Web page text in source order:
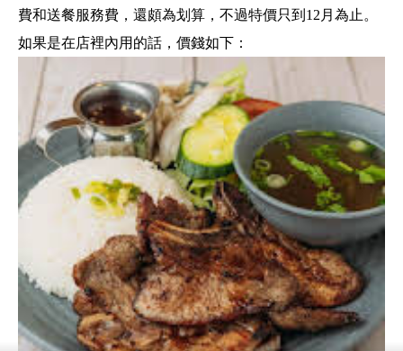
費和送餐服務費，還頗為划算，不過特價只到12月為止。
如果是在店裡內用的話，價錢如下：